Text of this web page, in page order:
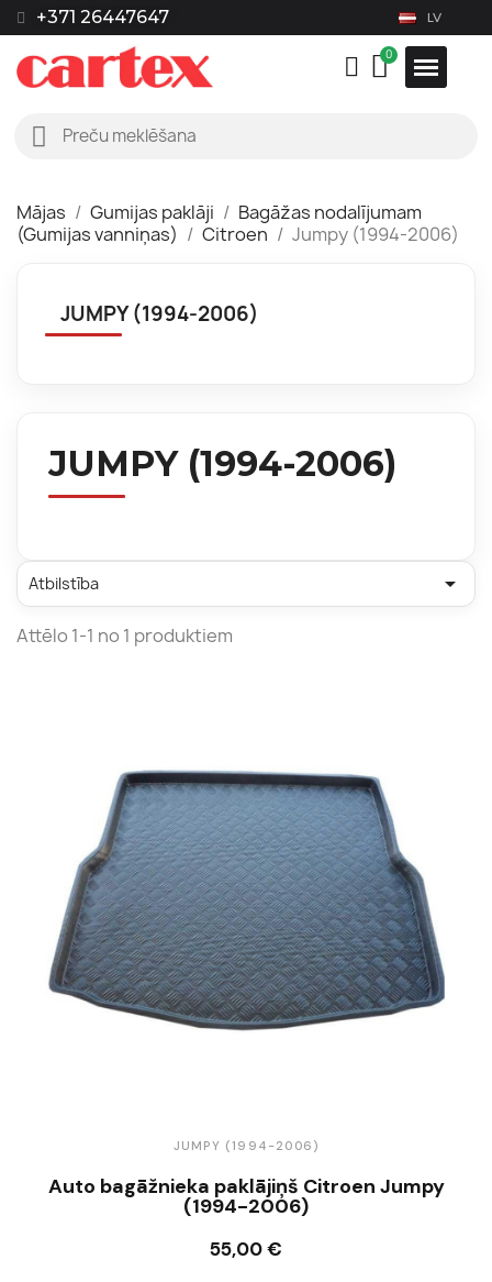
+371 26447647 LV
Mājas Gumijas paklāji
Bagāžas nodalījumam
(Gumijas vanniņas)
Citroen Jumpy (1994-2006)
JUMPY (1994-2006)
JUMPY (1994-2006)
Atbilstība 
Attēlo 1-1 no 1 produktiem
JUMPY (1994-2006)
Auto bagāžnieka paklājiņš Citroen Jumpy
(1994-2006)
55,00 €
Ielikt grozā